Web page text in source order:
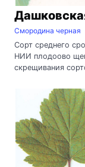
Смородина черная
Сорт среднего
НИИ плодоово
скрещивания